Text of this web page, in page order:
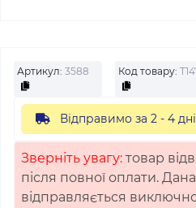
Артикул: 3588 Код товару:
Відправимо за 2 - 4
Зверніть увагу: товар
після повної оплати.
відправляється